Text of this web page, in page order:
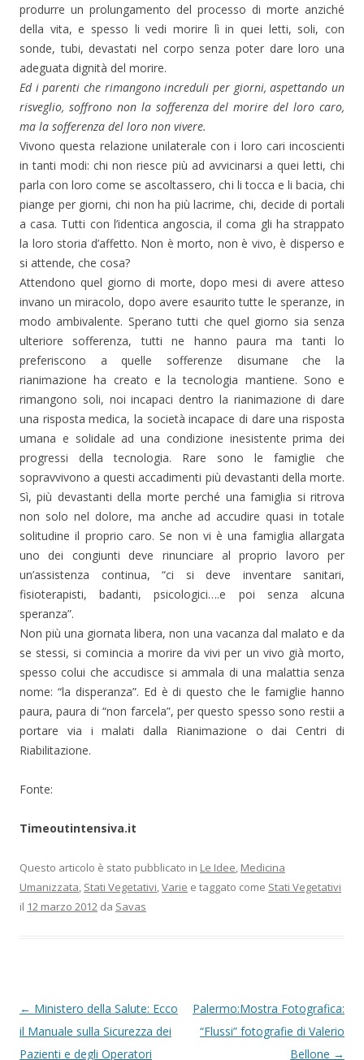
produrre un prolungamento del processo di morte anziché
della vita, e spesso li vedi morire lì in quei letti, soli, con
sonde, tubi, devastati nel corpo senza poter dare loro una
adeguata dignità del morire.
Ed i parenti che rimangono increduli per giorni, aspettando un
risveglio, soffrono non la sofferenza del morire del loro caro,
ma la sofferenza del loro non vivere.
Vivono questa relazione unilaterale con i loro cari incoscienti
in tanti modi: chi non riesce più ad avvicinarsi a quei letti, chi
parla con loro come se ascoltassero, chi li tocca e li bacia, chi
piange per giorni, chi non ha più lacrime, chi, decide di portali
a casa. Tutti con l’identica angoscia, il coma gli ha strappato
la loro storia d’affetto. Non è morto, non è vivo, è disperso e
si attende, che cosa?
Attendono quel giorno di morte, dopo mesi di avere atteso
invano un miracolo, dopo avere esaurito tutte le speranze, in
modo ambivalente. Sperano tutti che quel giorno sia senza
ulteriore sofferenza, tutti ne hanno paura ma tanti lo
preferiscono a quelle sofferenze disumane che la
rianimazione ha creato e la tecnologia mantiene. Sono e
rimangono soli, noi incapaci dentro la rianimazione di dare
una risposta medica, la società incapace di dare una risposta
umana e solidale ad una condizione inesistente prima dei
progressi della tecnologia. Rare sono le famiglie che
sopravvivono a questi accadimenti più devastanti della morte.
Sì, più devastanti della morte perché una famiglia si ritrova
non solo nel dolore, ma anche ad accudire quasi in totale
solitudine il proprio caro. Se non vi è una famiglia allargata
uno dei congiunti deve rinunciare al proprio lavoro per
un’assistenza continua, “ci si deve inventare sanitari,
fisioterapisti, badanti, psicologici….e poi senza alcuna
speranza”.
Non più una giornata libera, non una vacanza dal malato e da
se stessi, si comincia a morire da vivi per un vivo già morto,
spesso colui che accudisce si ammala di una malattia senza
nome: “la disperanza”. Ed è di questo che le famiglie hanno
paura, paura di “non farcela”, per questo spesso sono restii a
portare via i malati dalla Rianimazione o dai Centri di
Riabilitazione.
Fonte:
Timeoutintensiva.it
Questo articolo è stato pubblicato in Le Idee, Medicina
Umanizzata, Stati Vegetativi,Varie e taggato come Stati Vegetativi
il 12 marzo 2012 da Savas
Navigazione articolo
← Ministero della Salute: Ecco
il Manuale sulla Sicurezza dei
Pazienti e degli Operatori
Palermo:Mostra Fotografica:
“Flussi” fotografie di Valerio
Bellone →